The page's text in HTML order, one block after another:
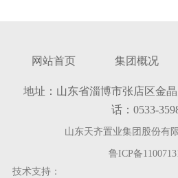
网站首页 集团概况
地址：山东省淄博市张店区
话：0533-
山东天齐置业集团股份有
鲁ICP备
技术支持：